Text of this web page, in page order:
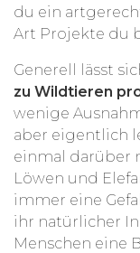
du ein
Art Projekte du
Generell lässt
zu Wildtieren
wenige
aber eigentlich
einmal darüber
Löwen und
immer eine
ihr natürlicher
Menschen eine